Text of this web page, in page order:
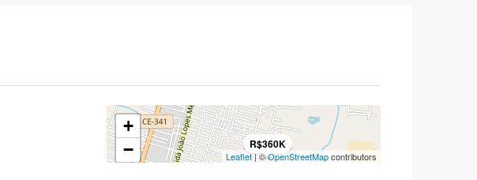
R$360K
+
−
Leaflet| ©OpenStreetMapcontributors